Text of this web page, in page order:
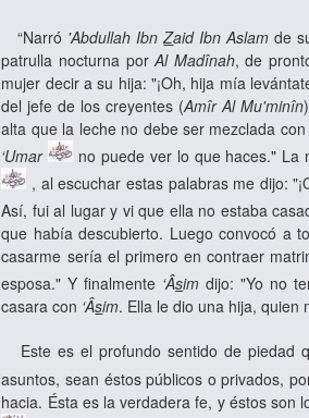
“Narró 'Abdullah IbnZaid Ibn Aslam de
patrulla nocturna porAl Madînah, de
mujer decir a su hija: "¡Oh, hija mía
del jefe de los creyentes (Amîr Al Mu'minîn
alta que la leche no debe ser mezclada
‘Umar
no puede ver lo que haces." La
, al escuchar estas palabras me dijo:
Así, fui al lugar y vi que ella no estaba
que había descubierto. Luego convocó a
casarme sería el primero en contraer
esposa." Y finalmente ‘Âsim dijo: "Yo no
casara con ‘Âsim. Ella le dio una hija, quien
Este es el profundo sentido de piedad
asuntos, sean éstos públicos o privados,
hacia. Ésta es la verdadera fe, y éstos son